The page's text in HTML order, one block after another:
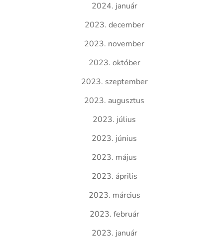
2024. január
2023. december
2023. november
2023. október
2023. szeptember
2023. augusztus
2023. július
2023. június
2023. május
2023. április
2023. március
2023. február
2023. január